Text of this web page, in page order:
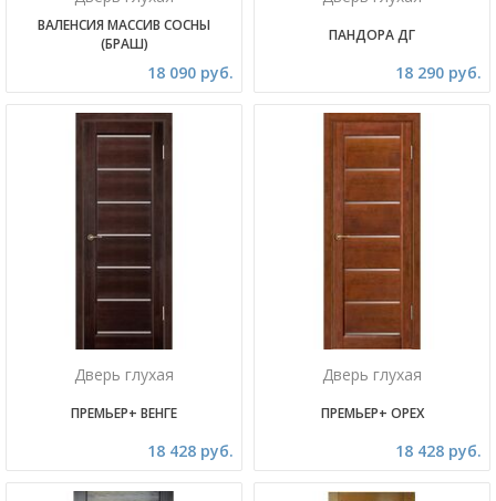
ВАЛЕНСИЯ МАССИВ СОСНЫ
(БРАШ)
18 090 руб.
ПАНДОРА ДГ
18 290 руб.
Дверь глухая
ПРЕМЬЕР+ ВЕНГЕ
18 428 руб.
Дверь глухая
ПРЕМЬЕР+ ОРЕХ
18 428 руб.